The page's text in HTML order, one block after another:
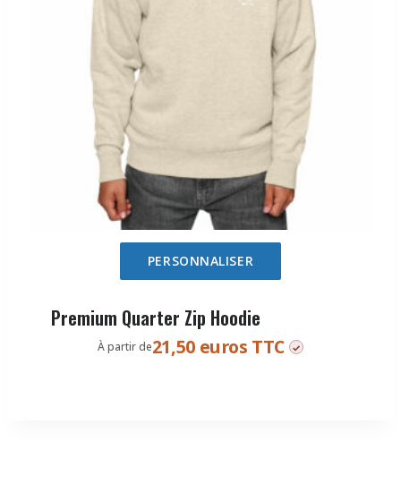
PERSONNALISER
Premium Quarter Zip Hoodie
À partir de21,50 euros TTC